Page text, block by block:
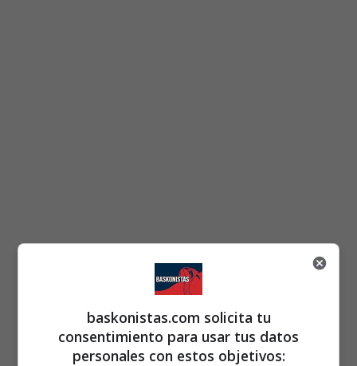
baskonistas.com solicita tu
consentimiento para usar tus datos
personales con estos objetivos: